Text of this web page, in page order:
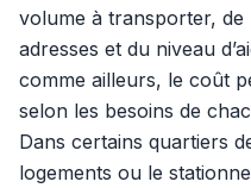
volume à transporter, de
adresses et du niveau
comme ailleurs, le coût
selon les besoins de
Dans certains quartiers
logements ou le